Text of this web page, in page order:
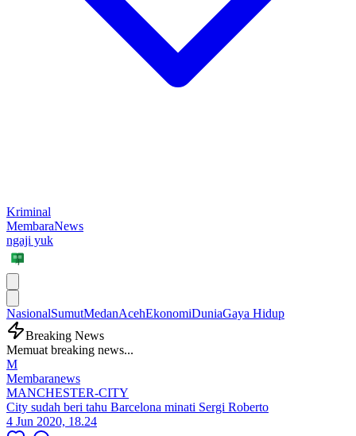
Kriminal
MembaraNews
ngaji yuk
NasionalSumutMedanAcehEkonomiDuniaGaya Hidup
Breaking News
Memuat breaking news...
M
Membaranews
MANCHESTER-CITY
City sudah beri tahu Barcelona minati Sergi Roberto
4 Jun 2020, 18.24